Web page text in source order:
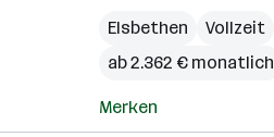
Elsbethen
Vollzeit
ab 2.362 € monatlich
Merken